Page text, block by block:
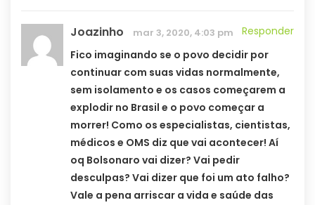
Joazinho mar 3, 2020, 4:03 pm
Responder
Fico imaginando se o povo decidir por
continuar com suas vidas normalmente,
sem isolamento e os casos começarem a
explodir no Brasil e o povo começar a
morrer! Como os especialistas, cientistas,
médicos e OMS diz que vai acontecer! Aí
oq Bolsonaro vai dizer? Vai pedir
desculpas? Vai dizer que foi um ato falho?
Vale a pena arriscar a vida e saúde das